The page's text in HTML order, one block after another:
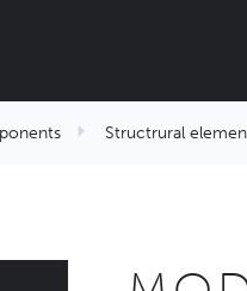
Structrural